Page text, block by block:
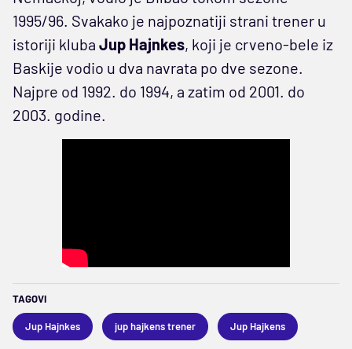
1995/96. Svakako je najpoznatiji strani trener u
istoriji kluba Jup Hajnkes, koji je crveno-bele iz
Baskije vodio u dva navrata po dve sezone.
Najpre od 1992. do 1994, a zatim od 2001. do
2003. godine.
TAGOVI
Jup Hajnkes jup hajkens trener Jup Hajkens